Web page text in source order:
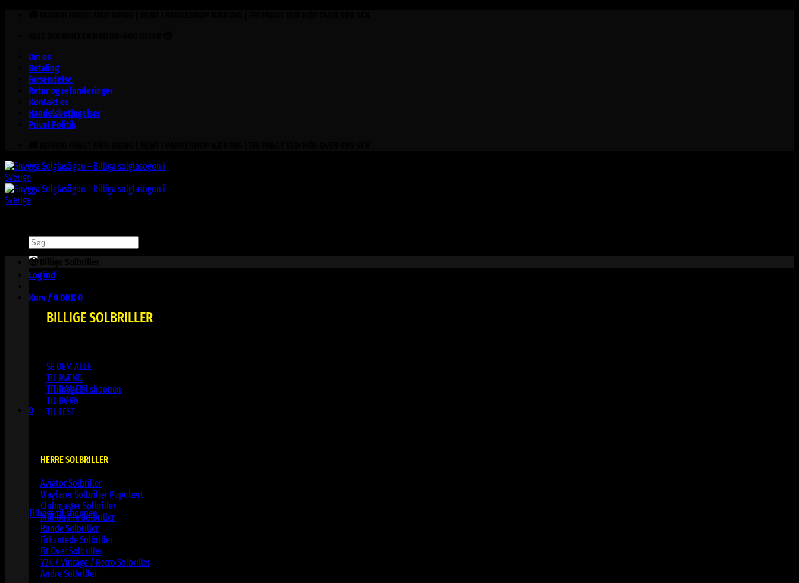
Om os
Betaling
Forsendelse
Retur og refunderinger
Kontakt os
Handelsbetingelser
Privat Politik
Søg
efter:
Log ind
Kurv / 0DKK0
Ingen varer i kurven.
Tilbage til shoppen
0
Ingen varer i kurven.
Tilbage til shoppen
🤑 Billige Solbriller
BILLIGE SOLBRILLER
SE DEM ALLE
TIL MÆND
TIL DAMER
TIL BØRN
TIL FEST
HERRE SOLBRILLER
Aviator Solbriller
Wayfarer Solbriller
Clubmaster Solbriller
Millionaire Solbriller
Runde Solbriller
Firkantede Solbriller
Fit Over Solbriller
Y2K / Vintage / Retro Solbriller
Andre Solbriller